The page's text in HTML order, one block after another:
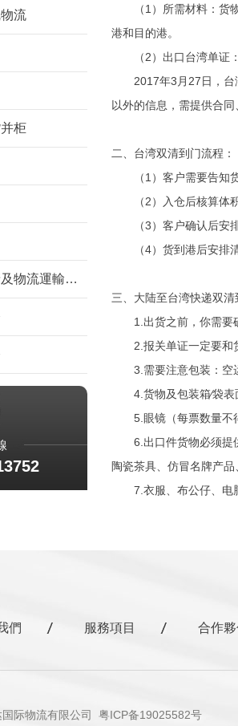
流
柜
貨物包裝、倉儲及物流運輸服務
（1）所需材料：货物
港和目的港。
（2）出口台湾单证：
2017年3月27日，台湾
以外的信息，需提供合
二、台湾双清到门流程：
（1）客户需要告知货
（2）入仓后核算体
（3）客户确认后安
（4）货到港后安排
三、 大陆至台湾快递双清
1.出货之前，你需要确
2.报关单证一定要和
3.需要注意包装：空运
4.货物及包装箱∕袋表
5.眼镜（每票数量不得
6.出口件货物必须提供
陶瓷茶具、仿冒名牌产
7.衣服、布公仔、电脑
們 服務項目 合作
际物流有限公司 粤ICP备19025582号